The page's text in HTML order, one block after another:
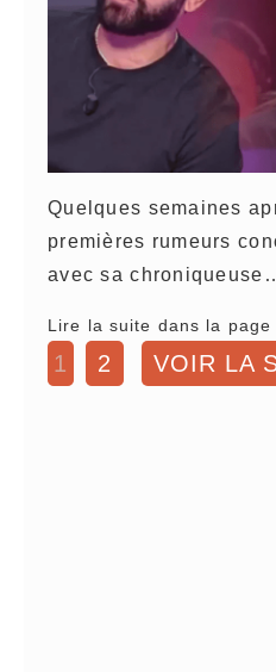
Quelques semaines
premières rumeurs
avec sa
Lire la suite dans la page
1 2 VOIR LA